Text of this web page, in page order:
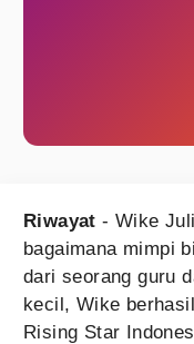
Riwayat - Wike
bagaimana mimpi
dari seorang guru
kecil, Wike
Rising Star